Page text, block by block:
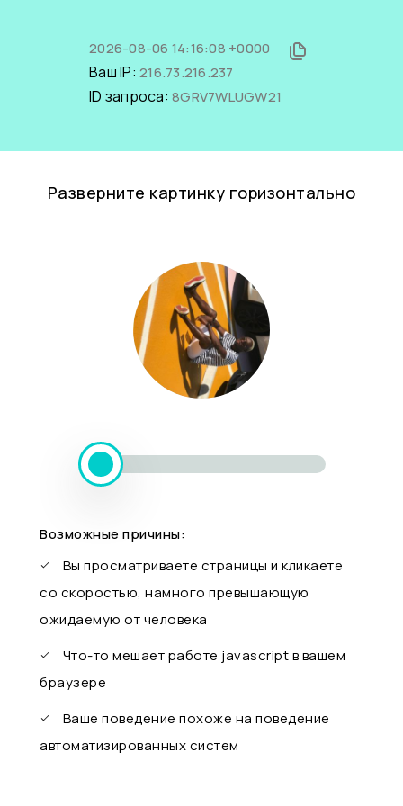
2026-08-06 14:16:08 +0000
Ваш IP: 216.73.216.237
ID запроса: 8GRV7WLUGW21
Разверните картинку горизонтально
Возможные причины:
Вы просматриваете страницы и кликаете
со скоростью, намного превышающую
ожидаемую от человека
Что-то мешает работе javascript в вашем
браузере
Ваше поведение похоже на поведение
автоматизированных систем